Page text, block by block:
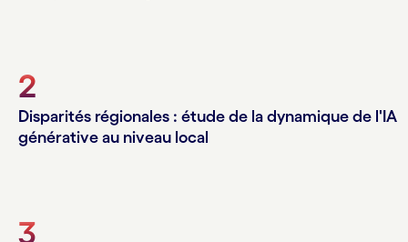
2
Disparités régionales : étude de la dynamique de l'IA
générative au niveau local
3